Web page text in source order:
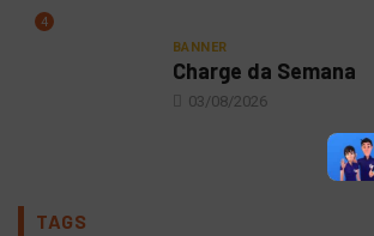
4
BANNER
Charge da Semana
03/08/2026
TAGS